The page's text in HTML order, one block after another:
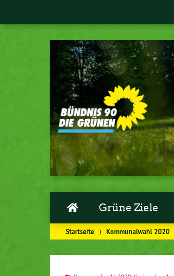
Grüne Ziele
Startseite ⟩ Kommunalwahl 2020